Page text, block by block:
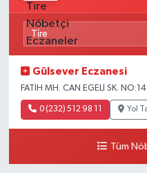
Gülsever Eczanesi
FATİH MH. CAN EGELİ SK.
0 (232) 512 98 11 Yol
Tüm